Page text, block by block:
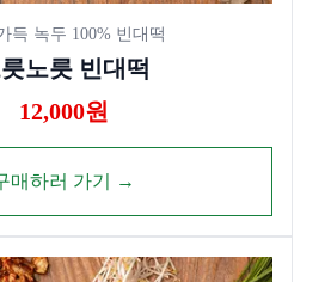
득 녹두 100% 빈대떡
노릇 빈대떡
12,000원
매하러 가기 →